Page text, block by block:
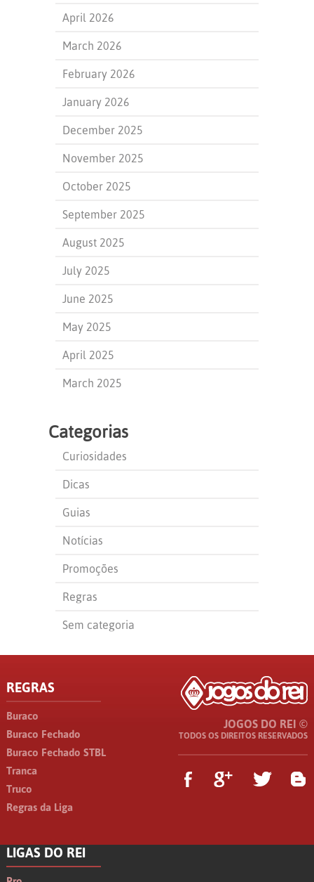
April 2026
March 2026
February 2026
January 2026
December 2025
November 2025
October 2025
September 2025
August 2025
July 2025
June 2025
May 2025
April 2025
March 2025
Categorias
Curiosidades
Dicas
Guias
Notícias
Promoções
Regras
Sem categoria
REGRAS
Buraco
Buraco Fechado
Buraco Fechado STBL
Tranca
Truco
Regras da Liga
LIGAS DO REI
JOGOS DO REI ©
TODOS OS DIREITOS RESERVADOS